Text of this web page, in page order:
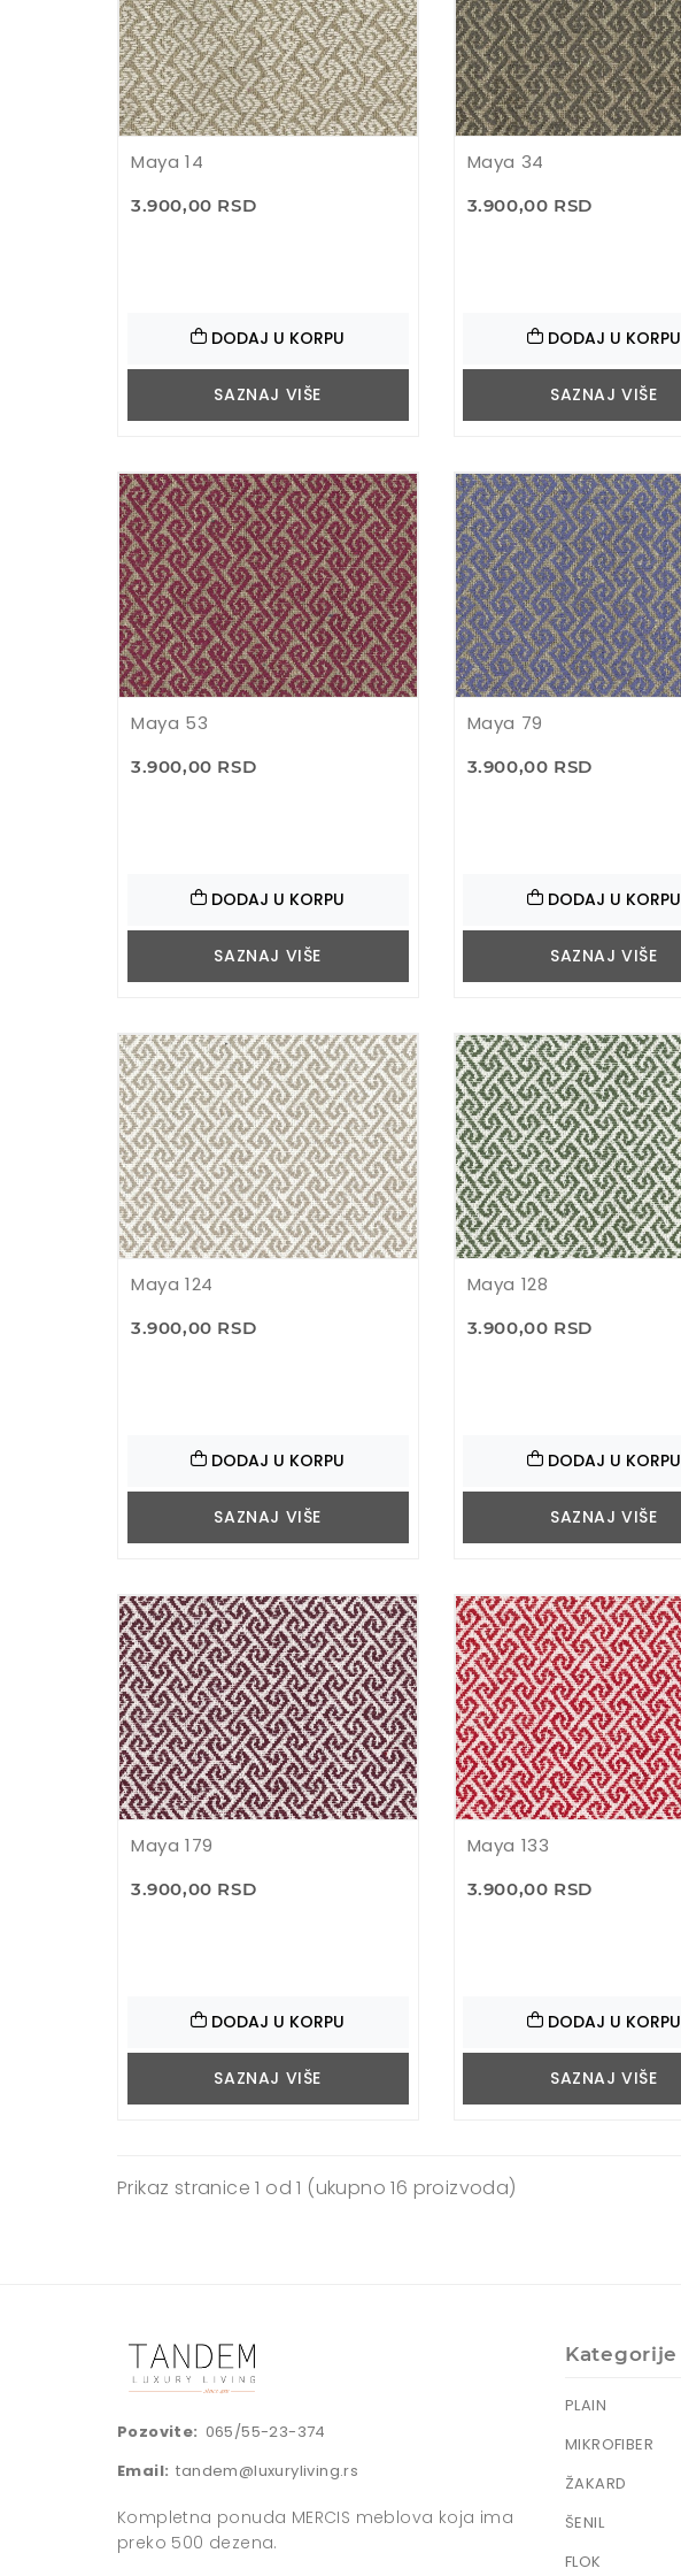
Maya 14
3.900,00 RSD
DODAJ U KORPU
SAZNAJ VIŠE
Maya 34
3.900,00 RSD
DODAJ U KORPU
SAZNAJ VIŠE
Maya 53
3.900,00 RSD
DODAJ U KORPU
SAZNAJ VIŠE
Maya 79
3.900,00 RSD
DODAJ U KORPU
SAZNAJ VIŠE
Maya 124
3.900,00 RSD
DODAJ U KORPU
SAZNAJ VIŠE
Maya 128
3.900,00 RSD
DODAJ U KORPU
SAZNAJ VIŠE
Maya 179
3.900,00 RSD
DODAJ U KORPU
SAZNAJ VIŠE
Maya 133
3.900,00 RSD
DODAJ U KORPU
SAZNAJ VIŠE
Prikaz stranice1 od 1 (ukupno 16 proizvoda)
Pozovite: 065/55-23-374
Email: tandem@luxuryliving.rs
Kompletna ponuda MERCIS meblova koja ima
preko 500 dezena.
Kategorije
PLAIN
MIKROFIBER
ŽAKARD
ŠENIL
FLOK